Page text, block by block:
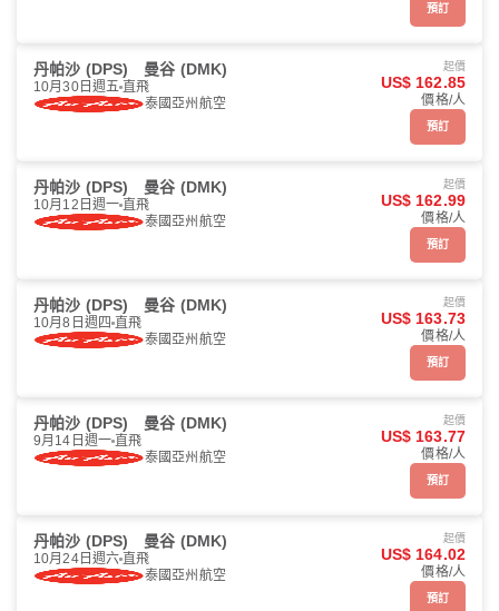
預訂
丹帕沙 (DPS) 曼谷 (DMK)
10月30日週五 直飛
泰國亞州航空
起價
US$ 162.85
價格/人
預訂
丹帕沙 (DPS) 曼谷 (DMK)
10月12日週一 直飛
泰國亞州航空
起價
US$ 162.99
價格/人
預訂
丹帕沙 (DPS) 曼谷 (DMK)
10月8日週四 直飛
泰國亞州航空
起價
US$ 163.73
價格/人
預訂
丹帕沙 (DPS) 曼谷 (DMK)
9月14日週一 直飛
泰國亞州航空
起價
US$ 163.77
價格/人
預訂
丹帕沙 (DPS) 曼谷 (DMK)
10月24日週六 直飛
泰國亞州航空
起價
US$ 164.02
價格/人
預訂